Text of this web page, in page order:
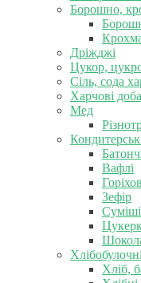
Борошно,
Дріжджі
Цукор,
Сіль, сода
Харчові
Мед
Вафлі
Зефір
Хліб,